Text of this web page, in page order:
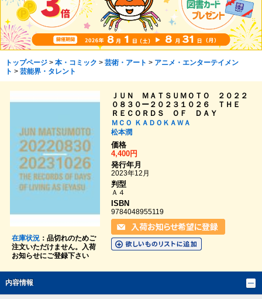
トップページ> 本・コミック > 芸術・アート > アニメ・エンターテイメン
ト > 芸能界・タレント
在庫状況：品切れのためご
注文いただけません。入荷
お知らせにご登録下さい
ＪＵＮ ＭＡＴＳＵＭＯＴＯ ２０２２
０８３０ー２０２３１０２６ ＴＨＥ
ＲＥＣＯＲＤＳ ＯＦ ＤＡＹ
ＭＣＯ
ＫＡＤＯＫＡＷＡ
松本潤
価格
4,400円
発行年月
2023年12月
判型
Ａ４
ISBN
9784048955119
内容情報